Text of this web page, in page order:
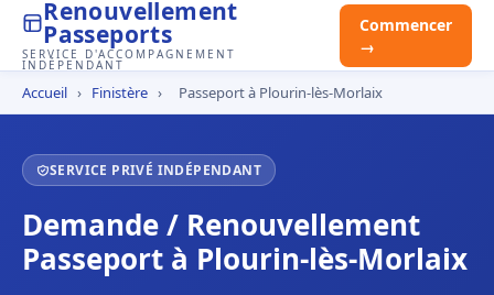
Renouvellement
Passeports
SERVICE D'ACCOMPAGNEMENT
INDÉPENDANT
Commencer
→
Accueil › Finistère › Passeport à Plourin-lès-Morlaix
SERVICE PRIVÉ INDÉPENDANT
Demande / Renouvellement
Passeport à Plourin-lès-Morlaix